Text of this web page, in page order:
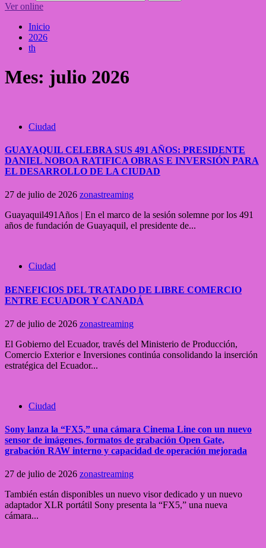
Ver online
Inicio
2026
th
Mes: julio 2026
Ciudad
GUAYAQUIL CELEBRA SUS 491 AÑOS: PRESIDENTE
DANIEL NOBOA RATIFICA OBRAS E INVERSIÓN PARA
EL DESARROLLO DE LA CIUDAD
27 de julio de 2026 zonastreaming
Guayaquil491Años | En el marco de la sesión solemne por los 491
años de fundación de Guayaquil, el presidente de...
Ciudad
BENEFICIOS DEL TRATADO DE LIBRE COMERCIO
ENTRE ECUADOR Y CANADÁ
27 de julio de 2026 zonastreaming
El Gobierno del Ecuador, través del Ministerio de Producción,
Comercio Exterior e Inversiones continúa consolidando la inserción
estratégica del Ecuador...
Ciudad
Sony lanza la “FX5,” una cámara Cinema Line con un nuevo
sensor de imágenes, formatos de grabación Open Gate,
grabación RAW interno y capacidad de operación mejorada
27 de julio de 2026 zonastreaming
También están disponibles un nuevo visor dedicado y un nuevo
adaptador XLR portátil Sony presenta la “FX5,” una nueva
cámara...